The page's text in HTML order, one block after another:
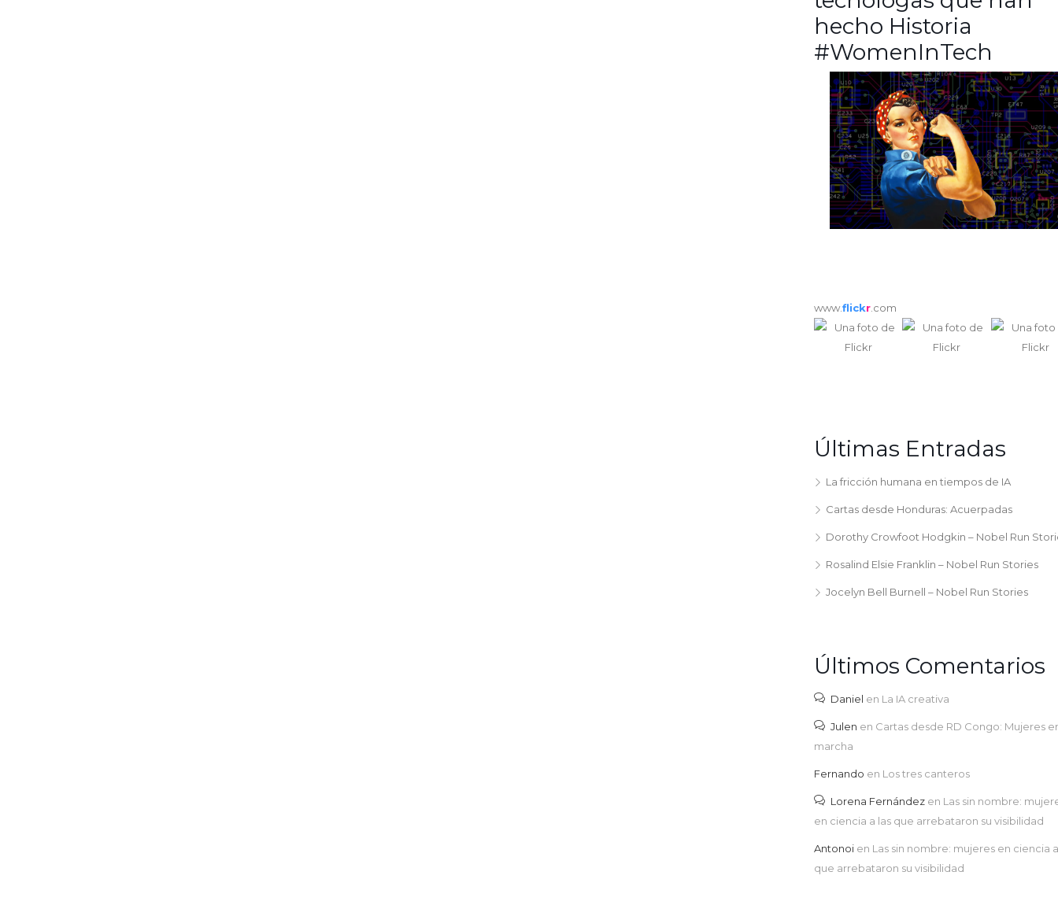
hecho Historia
#WomenInTech
www.flickr .com
Últimas Entradas
La fricción humana en tiempos de IA
Cartas desde Honduras: Acuerpadas
Dorothy Crowfoot Hodgkin – Nobel Run
Rosalind Elsie Franklin – Nobel Run Stories
Jocelyn Bell Burnell – Nobel Run Stories
Últimos Comentarios
Daniel en La IA creativa
Julen en Cartas desde RD Congo: Mujeres
marcha
Fernando en Los tres canteros
Lorena Fernández en Las sin nombre:
en ciencia a las que arrebataron su visibilidad
Antonoi en Las sin nombre: mujeres en ciencia
que arrebataron su visibilidad